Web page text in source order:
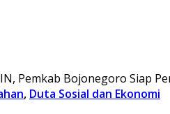
Pemkab Bojonegoro Siap
, Duta Sosial dan Ekonomi